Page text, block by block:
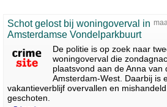
Schot gelost bij woningoverval in
Amsterdamse Vondelparkbuurt
De politie is op zoek naar
woningoverval die
plaatsvond aan de Anna van
Amsterdam-West. Daarbij is
vakantieverblijf overvallen en
geschoten.